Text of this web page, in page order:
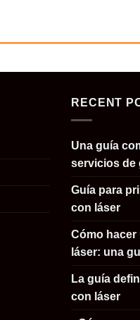
RECENT
Una guía
servicios de
Guía para
con láser
Cómo hacer
láser: una
La guía
con láser